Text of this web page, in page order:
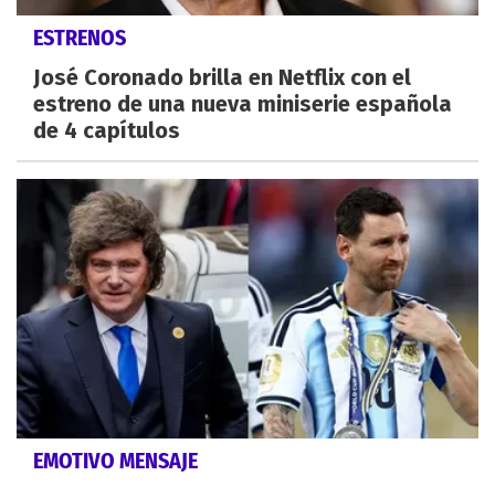
ESTRENOS
José Coronado brilla en Netflix con el
estreno de una nueva miniserie española
de 4 capítulos
EMOTIVO MENSAJE